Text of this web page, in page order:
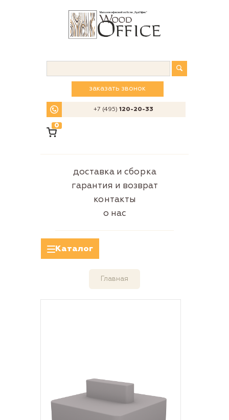
заказать звонок
+7 (495)120-20-33
0
доставка и сборка
гарантия и возврат
контакты
о нас
Каталог
Главная